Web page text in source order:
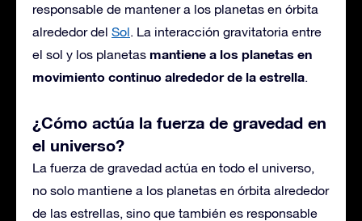
responsable de mantener a los planetas en órbita
alrededor del Sol. La interacción gravitatoria entre
el sol y los planetas mantiene a los planetas en
movimiento continuo alrededor de la estrella.
¿Cómo actúa la fuerza de gravedad en
el universo?
La fuerza de gravedad actúa en todo el universo,
no solo mantiene a los planetas en órbita alrededor
de las estrellas, sino que también es responsable